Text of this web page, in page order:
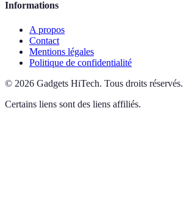
Informations
A propos
Contact
Mentions légales
Politique de confidentialité
© 2026 Gadgets HiTech. Tous droits réservés.
Certains liens sont des liens affiliés.